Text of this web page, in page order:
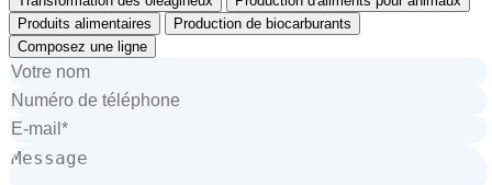
Produits alimentaires
Production de biocarburants
Composez une ligne